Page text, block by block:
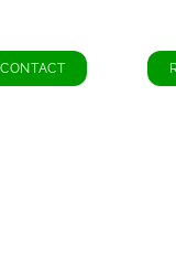
CONTACT